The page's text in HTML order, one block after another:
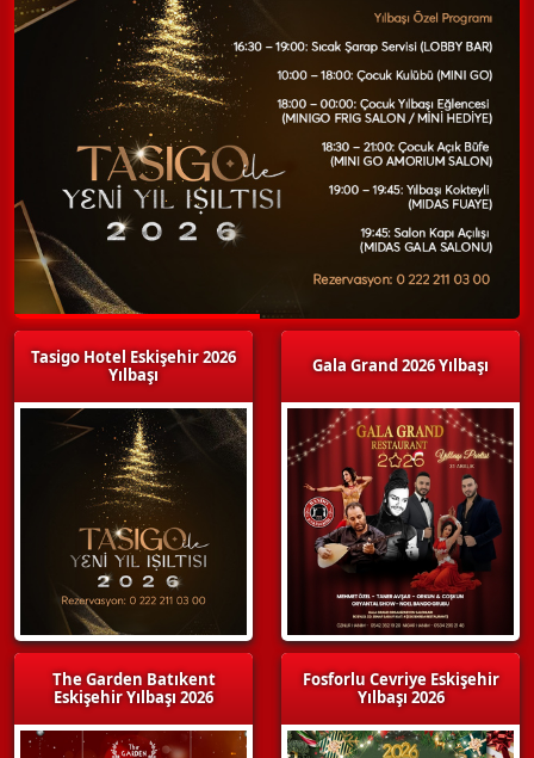
Tasigo Hotel Eskişehir 2026
Yılbaşı
The Garden Batıkent
Eskişehir Yılbaşı 2026
Gala Grand 2026 Yılbaşı
Fosforlu Cevriye Eskişehir
Yılbaşı 2026